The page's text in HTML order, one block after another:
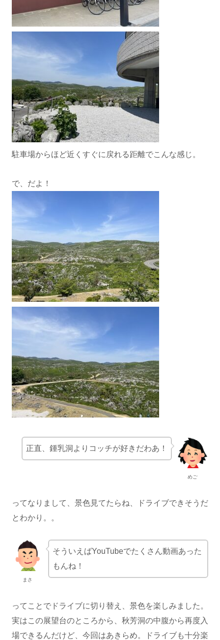
駐車場からほど近くすぐに戻れる距離でこんな感じ。
で、だよ！
めご
正直、鍾乳洞よりコッチが好きだわあ！
ってなりまして、景色見てたらね、ドライブできそうだ
とわかり。。
まさ
そういえばYouTubeでたくさん動画あった
もんね！
ってことでドライブに切り替え、景色を楽しみました。
実はこの展望台のところから、秋芳洞の中腹から再度入
場できるんだけど、今回はあきらめ。ドライブも十分楽